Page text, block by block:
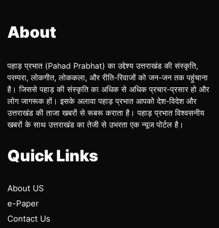
About
पहाड़ प्रभात (Pahad Prabhat) का उद्देश्य उत्तराखंड की संस्कृति,
परम्परा, लोकगीत, लोककला, और रीति-रिवाजों को जन-जन तक पहुंचाना
है। जिससे पहाड़ की संस्कृति का अधिक से अधिक प्रचार-प्रसार हो और
लोग जागरूक हों। इसके अलावा पहाड़ प्रभात आपको देश-विदेश और
उत्तराखंड की ताजा खबरों से रूबरू कराता है। पहाड़ प्रभात विश्वसनीय
खबरों के साथ उत्तराखंड का तेजी से उभरता एक न्यूज पोर्टल है।
Quick Links
About US
e-Paper
Contact Us